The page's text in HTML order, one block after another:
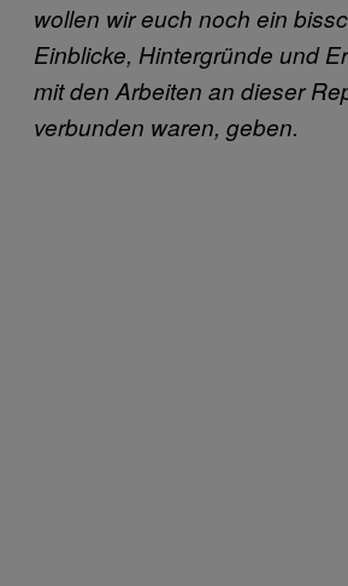
wollen wir euch noch ein
Einblicke, Hintergründe und
mit den Arbeiten an dieser
verbunden waren, geben.